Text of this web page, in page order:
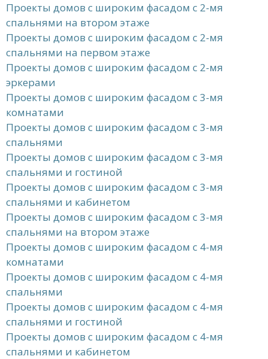
Проекты домов с широким фасадом с 2-мя
спальнями на втором этаже
Проекты домов с широким фасадом с 2-мя
спальнями на первом этаже
Проекты домов с широким фасадом с 2-мя
эркерами
Проекты домов с широким фасадом с 3-мя
комнатами
Проекты домов с широким фасадом с 3-мя
спальнями
Проекты домов с широким фасадом с 3-мя
спальнями и гостиной
Проекты домов с широким фасадом с 3-мя
спальнями и кабинетом
Проекты домов с широким фасадом с 3-мя
спальнями на втором этаже
Проекты домов с широким фасадом с 4-мя
комнатами
Проекты домов с широким фасадом с 4-мя
спальнями
Проекты домов с широким фасадом с 4-мя
спальнями и гостиной
Проекты домов с широким фасадом с 4-мя
спальнями и кабинетом